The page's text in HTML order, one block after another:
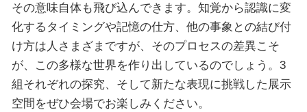
その意味自体も飛び込んできます。知覚から認識に変
化するタイミングや記憶の仕方、他の事象との結び付
け方は人さまざまですが、そのプロセスの差異こそ
が、この多様な世界を作り出しているのでしょう。3
組それぞれの探究、そして新たな表現に挑戦した展示
空間をぜひ会場でお楽しみください。